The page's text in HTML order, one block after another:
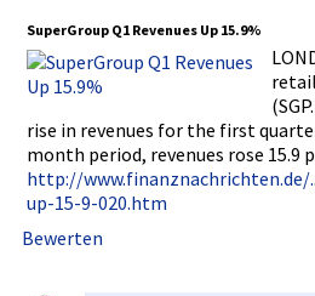
SuperGroup­ Q1 Revenues Up 15.9%
rise in revenues for the first
month period, revenues rose 15.9
http://www­.finanznac­hrichten.d­e/
up-15-­9-020.htm
Bewerten